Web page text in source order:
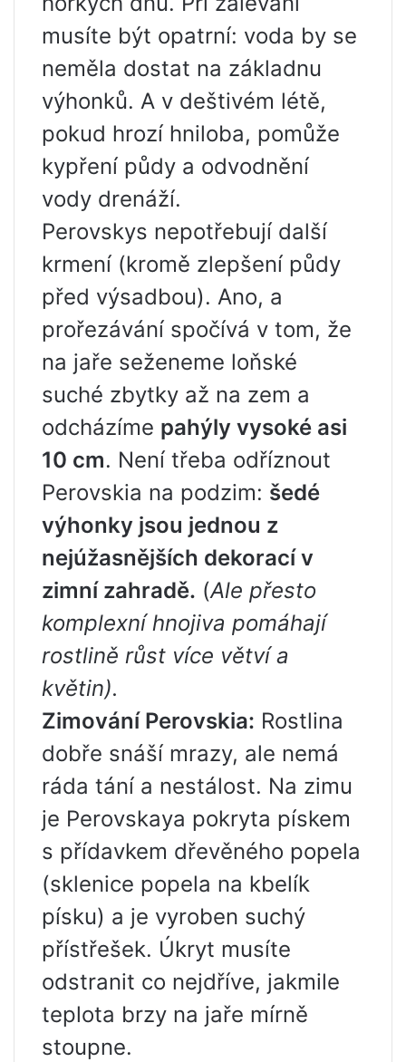
musíte být opatrní: voda by se
neměla dostat na základnu
výhonků. A v deštivém létě,
pokud hrozí hniloba, pomůže
kypření půdy a odvodnění
vody drenáží.
Perovskys nepotřebují další
krmení (kromě zlepšení půdy
před výsadbou). Ano, a
prořezávání spočívá v tom, že
na jaře seženeme loňské
suché zbytky až na zem a
odcházíme pahýly vysoké asi
10 cm. Není třeba odříznout
Perovskia na podzim: šedé
výhonky jsou jednou z
nejúžasnějších dekorací v
zimní zahradě. (Ale přesto
komplexní hnojiva pomáhají
rostlině růst více větví a
květin).
Zimování Perovskia: Rostlina
dobře snáší mrazy, ale nemá
ráda tání a nestálost. Na zimu
je Perovskaya pokryta pískem
s přídavkem dřevěného popela
(sklenice popela na kbelík
písku) a je vyroben suchý
přístřešek. Úkryt musíte
odstranit co nejdříve, jakmile
teplota brzy na jaře mírně
stoupne.